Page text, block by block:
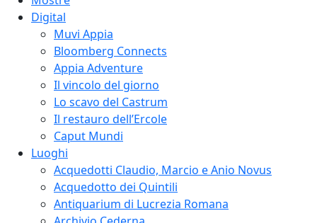
Digital
Muvi Appia
Bloomberg Connects
Appia Adventure
Il vincolo del giorno
Lo scavo del Castrum
Il restauro dell’Ercole
Caput Mundi
Luoghi
Acquedotti Claudio, Marcio e Anio Novus
Acquedotto dei Quintili
Antiquarium di Lucrezia Romana